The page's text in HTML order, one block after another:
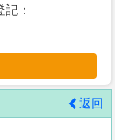
：
返回